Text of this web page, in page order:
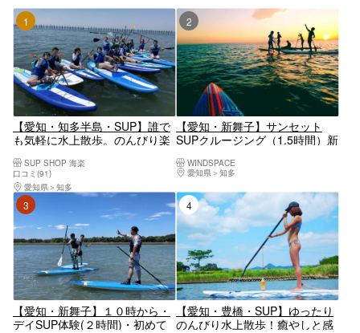
1位
【愛知・知多半島・SUP】誰で
も気軽に水上散歩。のんびり楽
SUP SHOP 海楽
口コミ(91)
愛知県
知多
【愛知・新舞子】サンセット
SUPクルージング（1.5時間）新
ながら非日常な体験をしてみま
せんか☆
WINDSPACE
愛知県
知多
【愛知・新舞子】１０時から・
デイSUP体験(２時間)・初めて
4位
【愛知・豊橋・SUP】ゆったり
のんびり水上散歩！癒やしと感